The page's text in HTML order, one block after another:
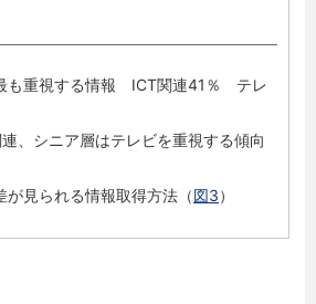
も重視する情報 ICT関連41％ テレ
、シニア層はテレビを重視する傾向
が見られる情報取得方法（図3）